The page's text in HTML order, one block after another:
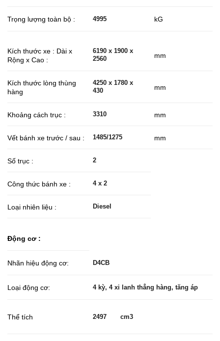
Trọng lượng toàn bộ : 4995 kG
Kích thước xe : Dài x
Rộng x Cao :
6190 x 1900 x
2560
mm
Kích thước lòng thùng
hàng
4250 x 1780 x
430
mm
Khoảng cách trục : 3310 mm
Vết bánh xe trước / sau : 1485/1275 mm
Số trục : 2
Công thức bánh xe : 4 x 2
Loại nhiên liệu : Diesel
Động cơ :
Nhãn hiệu động cơ: D4CB
Loại động cơ: 4 kỳ, 4 xi lanh thẳng hàng, tăng áp
Thể tích 2497 cm3